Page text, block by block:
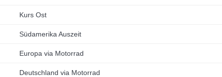
Kurs Ost
Südamerika Auszeit
Europa via Motorrad
Deutschland via Motorrad